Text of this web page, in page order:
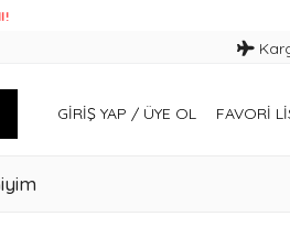
GIRIŞ YAP / ÜYE OL FAVORI